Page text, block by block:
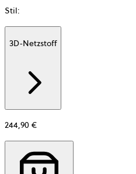
Stil:
3D-Netzstoff
244,90 €